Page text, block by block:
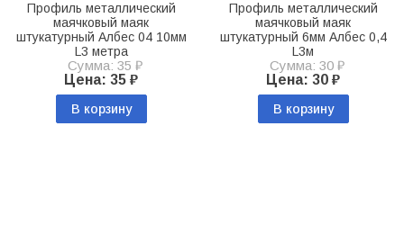
Профиль металлический
маячковый маяк
штукатурный Албес 04 10мм
L3 метра
Сумма: 35 ₽
Цена: 35 ₽
В корзину
Профиль металлический
маячковый маяк
штукатурный 6мм Албес 0,4
L3м
Сумма: 30 ₽
Цена: 30 ₽
В корзину